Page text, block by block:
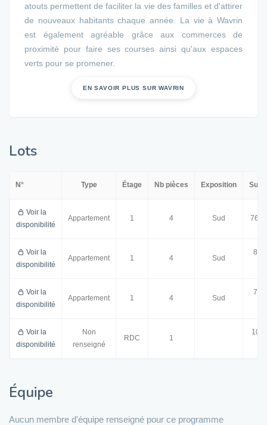
atouts permettent de faciliter la vie des familles et d'attirer
de nouveaux habitants chaque année. La vie à Wavrin
est également agréable grâce aux commerces de
proximité pour faire ses courses ainsi qu'aux espaces
verts pour se promener.
EN SAVOIR PLUS SUR WAVRIN
Lots
N° Type Étage Nb pièces Exposition
Voir la
disponibilité
Appartement 1 4 Sud 76.9
Voir la
disponibilité
Appartement 1 4 Sud
Voir la
disponibilité
Appartement 1 4 Sud
Voir la
disponibilité
Non
renseigné
RDC 1
Équipe
Aucun membre d'équipe renseigné pour ce programme